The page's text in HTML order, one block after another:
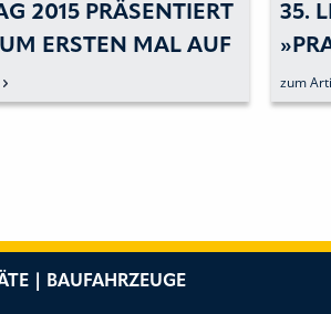
2015 PRÄSENTIERT
ERSTEN MAL AUF
MESSEPLATZ
35.
zum
| BAUFAHRZEUGE